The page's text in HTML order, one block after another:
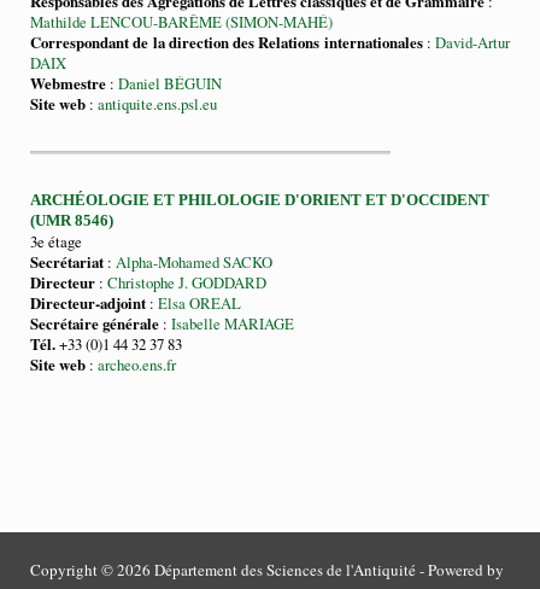
Mathilde LENCOU-BARÊME (SIMON-MAHÉ)
Correspondant de la direction des Relations internationales: David-Artur
DAIX
Webmestre : Daniel BÉGUIN
Site web : antiquite.ens.psl.eu
ARCHÉOLOGIE ET PHILOLOGIE D'ORIENT ET D'OCCIDENT
(UMR 8546)
3e étage
Secrétariat : Alpha-Mohamed SACKO
Directeur : Christophe J. GODDARD
Directeur-adjoint : Elsa OREAL
Secrétaire générale : Isabelle MARIAGE
Tél.+33 (0)1 44 32 37 83
Site web : archeo.ens.fr
Copyright © 2026 Département des Sciences de l'Antiquité - Powered by